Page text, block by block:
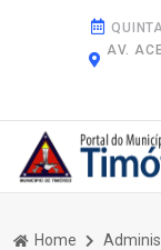
AV.
Home